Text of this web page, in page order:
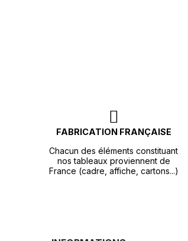
FABRICATION FRANÇAISE
Chacun des éléments constituant
nos tableaux proviennent de
France (cadre, affiche, cartons...)